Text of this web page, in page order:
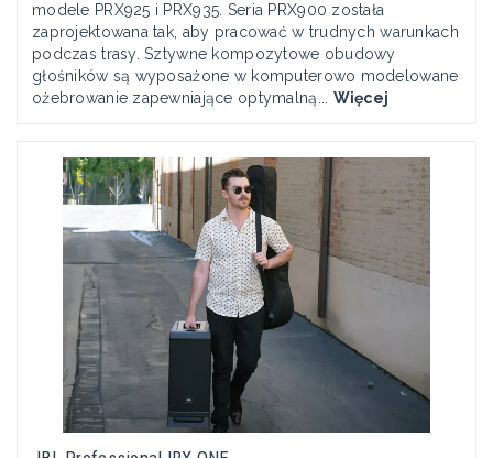
modele PRX925 i PRX935. Seria PRX900 została
zaprojektowana tak, aby pracować w trudnych warunkach
podczas trasy. Sztywne kompozytowe obudowy
głośników są wyposażone w komputerowo modelowane
ożebrowanie zapewniające optymalną... Więcej